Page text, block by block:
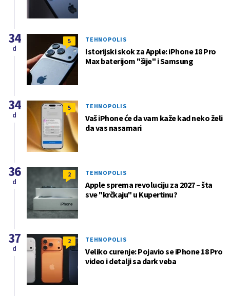
5 TEHNOPOLIS
Istorijski skok za Apple: iPhone 18 Pro
Max baterijom "šije" i Samsung
34
d
5 TEHNOPOLIS
Vaš iPhone će da vam kaže kad neko želi
da vas nasamari
34
d
2 TEHNOPOLIS
Apple sprema revoluciju za 2027 – šta
sve "krčkaju" u Kupertinu?
36
d
2 TEHNOPOLIS
Veliko curenje: Pojavio se iPhone 18 Pro
video i detalji sa dark veba
37
d